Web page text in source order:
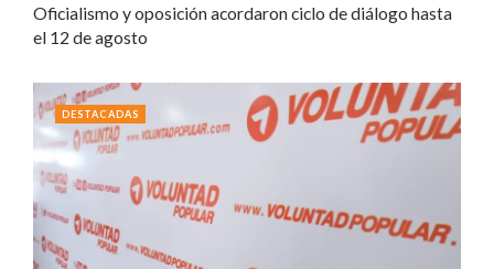
Oficialismo y oposición acordaron ciclo de diálogo hasta
el 12 de agosto
DESTACADAS